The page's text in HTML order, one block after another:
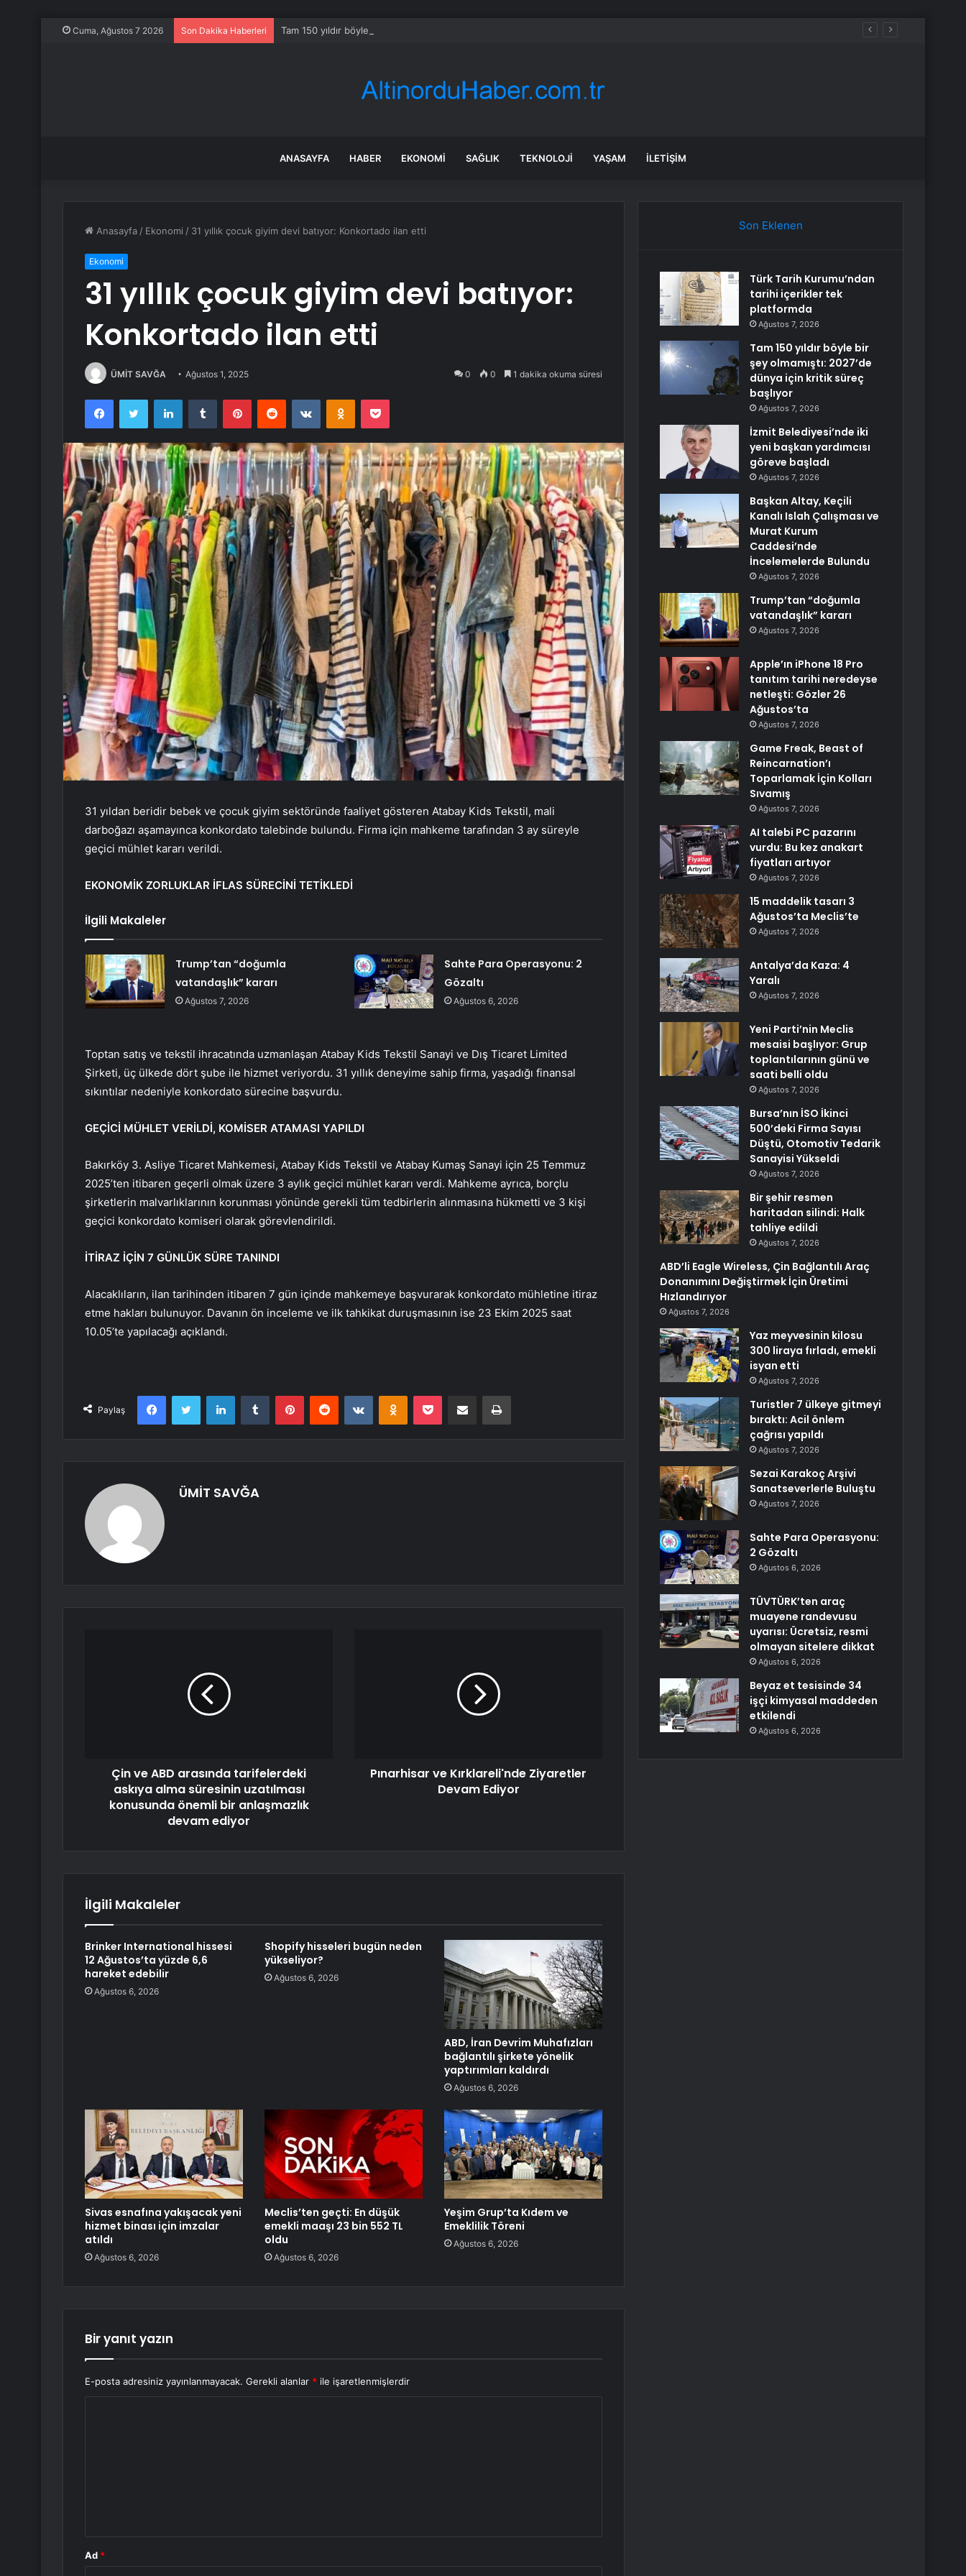
Cuma, Ağustos 7 2026 Son Dakika Haberleri Tam 150 yıldır böyle bir şey olmamıştı: 2027’de dünya için kritik süreç başlıyor
ANASAYFA HABER EKONOMI SAĞLIK TEKNOLOJI YAŞAM İLETIŞIM
Anasayfa / Ekonomi / 31 yıllık çocuk giyim devi batıyor: Konkortado ilan etti
Ekonomi
31 yıllık çocuk giyim devi batıyor:
Konkortado ilan etti
ÜMİT SAVĞA Ağustos 1, 2025 0 0 1 dakika okuma süresi
FacebookTwitter LinkedInTumblr PinterestReddit VKontakteOdnoklassniki
Pocket
31 yıldan beridir bebek ve çocuk giyim sektöründe faaliyet gösteren Atabay Kids Tekstil, mali
darboğazı aşamayınca konkordato talebinde bulundu. Firma için mahkeme tarafından 3 ay süreyle
geçici mühlet kararı verildi.
EKONOMİK ZORLUKLAR İFLAS SÜRECİNİ TETİKLEDİ
İlgili Makaleler
Trump’tan “doğumla
vatandaşlık” kararı
Ağustos 7, 2026
Sahte Para Operasyonu: 2
Gözaltı
Ağustos 6, 2026
Toptan satış ve tekstil ihracatında uzmanlaşan Atabay Kids Tekstil Sanayi ve Dış Ticaret Limited
Şirketi, üç ülkede dört şube ile hizmet veriyordu. 31 yıllık deneyime sahip firma, yaşadığı finansal
sıkıntılar nedeniyle konkordato sürecine başvurdu.
GEÇİCİ MÜHLET VERİLDİ, KOMİSER ATAMASI YAPILDI
Bakırköy 3. Asliye Ticaret Mahkemesi, Atabay Kids Tekstil ve Atabay Kumaş Sanayi için 25 Temmuz
2025’ten itibaren geçerli olmak üzere 3 aylık geçici mühlet kararı verdi. Mahkeme ayrıca, borçlu
şirketlerin malvarlıklarının korunması yönünde gerekli tüm tedbirlerin alınmasına hükmetti ve 3 kişi
geçici konkordato komiseri olarak görevlendirildi.
İTİRAZ İÇİN 7 GÜNLÜK SÜRE TANINDI
Alacaklıların, ilan tarihinden itibaren 7 gün içinde mahkemeye başvurarak konkordato mühletine itiraz
etme hakları bulunuyor. Davanın ön inceleme ve ilk tahkikat duruşmasının ise 23 Ekim 2025 saat
10.05’te yapılacağı açıklandı.
Paylaş
FacebookTwitter LinkedInTumblr PinterestReddit VKontakteOdnoklassniki
Pocket E-Posta ile paylaş Yazdır
ÜMİT SAVĞA
Çin ve ABD arasında tarifelerdeki
askıya alma süresinin uzatılması
konusunda önemli bir anlaşmazlık
devam ediyor
Pınarhisar ve Kırklareli'nde Ziyaretler
Devam Ediyor
İlgili Makaleler
Brinker International hissesi
12 Ağustos’ta yüzde 6,6
hareket edebilir
Ağustos 6, 2026
Shopify hisseleri bugün neden
yükseliyor?
Ağustos 6, 2026
ABD, İran Devrim Muhafızları
bağlantılı şirkete yönelik
yaptırımları kaldırdı
Ağustos 6, 2026
Sivas esnafına yakışacak yeni
hizmet binası için imzalar
atıldı
Ağustos 6, 2026
Meclis’ten geçti: En düşük
emekli maaşı 23 bin 552 TL
oldu
Ağustos 6, 2026
Yeşim Grup’ta Kıdem ve
Emeklilik Töreni
Ağustos 6, 2026
Bir yanıt yazın
E-posta adresiniz yayınlanmayacak. Gerekli alanlar * ile işaretlenmişlerdir
Ad *
Son Eklenen
Türk Tarih Kurumu’ndan
tarihi içerikler tek
platformda
Ağustos 7, 2026
Tam 150 yıldır böyle bir
şey olmamıştı: 2027’de
dünya için kritik süreç
başlıyor
Ağustos 7, 2026
İzmit Belediyesi’nde iki
yeni başkan yardımcısı
göreve başladı
Ağustos 7, 2026
Başkan Altay, Keçili
Kanalı Islah Çalışması ve
Murat Kurum
Caddesi’nde
İncelemelerde Bulundu
Ağustos 7, 2026
Trump’tan “doğumla
vatandaşlık” kararı
Ağustos 7, 2026
Apple’ın iPhone 18 Pro
tanıtım tarihi neredeyse
netleşti: Gözler 26
Ağustos’ta
Ağustos 7, 2026
Game Freak, Beast of
Reincarnation’ı
Toparlamak İçin Kolları
Sıvamış
Ağustos 7, 2026
AI talebi PC pazarını
vurdu: Bu kez anakart
fiyatları artıyor
Ağustos 7, 2026
15 maddelik tasarı 3
Ağustos’ta Meclis’te
Ağustos 7, 2026
Antalya’da Kaza: 4
Yaralı
Ağustos 7, 2026
Yeni Parti’nin Meclis
mesaisi başlıyor: Grup
toplantılarının günü ve
saati belli oldu
Ağustos 7, 2026
Bursa’nın İSO İkinci
500’deki Firma Sayısı
Düştü, Otomotiv Tedarik
Sanayisi Yükseldi
Ağustos 7, 2026
Bir şehir resmen
haritadan silindi: Halk
tahliye edildi
Ağustos 7, 2026
ABD’li Eagle Wireless, Çin Bağlantılı Araç
Donanımını Değiştirmek İçin Üretimi
Hızlandırıyor
Ağustos 7, 2026
Yaz meyvesinin kilosu
300 liraya fırladı, emekli
isyan etti
Ağustos 7, 2026
Turistler 7 ülkeye gitmeyi
bıraktı: Acil önlem
çağrısı yapıldı
Ağustos 7, 2026
Sezai Karakoç Arşivi
Sanatseverlerle Buluştu
Ağustos 7, 2026
Sahte Para Operasyonu:
2 Gözaltı
Ağustos 6, 2026
TÜVTÜRK’ten araç
muayene randevusu
uyarısı: Ücretsiz, resmi
olmayan sitelere dikkat
Ağustos 6, 2026
Beyaz et tesisinde 34
işçi kimyasal maddeden
etkilendi
Ağustos 6, 2026